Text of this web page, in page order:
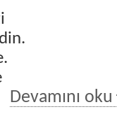
Devamını oku